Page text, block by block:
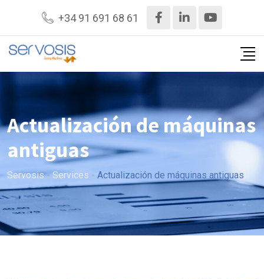
+34 91 691 68 61
Actualización de máquinas
antiguas
Servosis-Services - Actualización de máquinas antiguas